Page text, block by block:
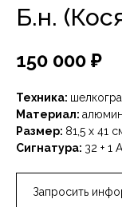
Б.н.
150 000 ₽
Техника:
Материал:
Размер: 81,5 х 41
Сигнатура: 32 + 1
Запросить